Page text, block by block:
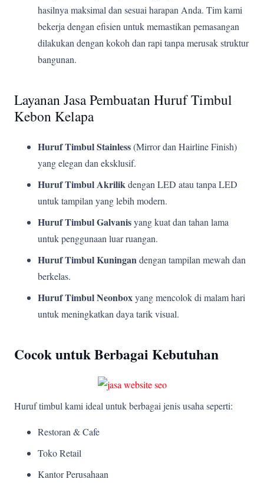
hasilnya maksimal dan sesuai harapan Anda. Tim kami
bekerja dengan efisien untuk memastikan pemasangan
dilakukan dengan kokoh dan rapi tanpa merusak struktur
bangunan.
Layanan Jasa Pembuatan Huruf Timbul
Kebon Kelapa
Huruf Timbul Stainless(Mirror dan Hairline Finish)
yang elegan dan eksklusif.
Huruf Timbul Akrilikdengan LED atau tanpa LED
untuk tampilan yang lebih modern.
Huruf Timbul Galvanisyang kuat dan tahan lama
untuk penggunaan luar ruangan.
Huruf Timbul Kuningandengan tampilan mewah dan
berkelas.
Huruf Timbul Neonboxyang mencolok di malam hari
untuk meningkatkan daya tarik visual.
Cocok untuk Berbagai Kebutuhan
Huruf timbul kami ideal untuk berbagai jenis usaha seperti:
Restoran & Cafe
Toko Retail
Kantor Perusahaan